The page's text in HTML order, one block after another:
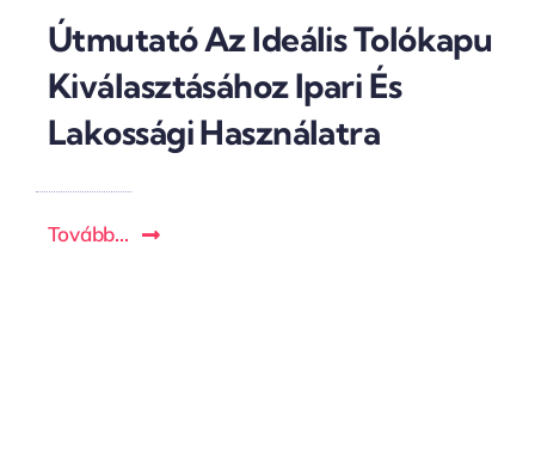
Útmutató Az Ideális Tolókapu
Kiválasztásához Ipari És
Lakossági Használatra
Tovább...